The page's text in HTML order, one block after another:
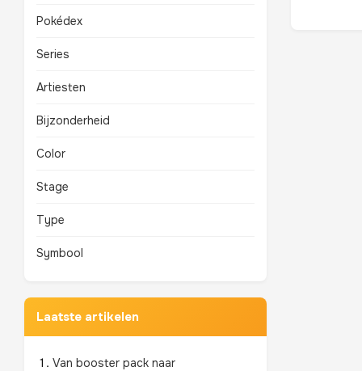
Pokédex
Series
Artiesten
Bijzonderheid
Color
Stage
Type
Symbool
Laatste artikelen
Van booster pack naar